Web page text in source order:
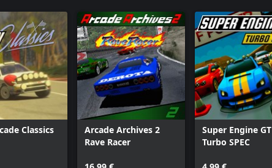
Classics
Arcade Archives 2
Rave Racer
Super Engine GT
Turbo SPEC